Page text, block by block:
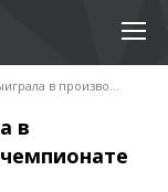
Надежда Демидова выиграла в произвольной программе на чемпионате России в Казани
в